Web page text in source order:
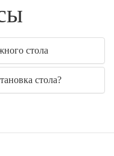
стола
стола?